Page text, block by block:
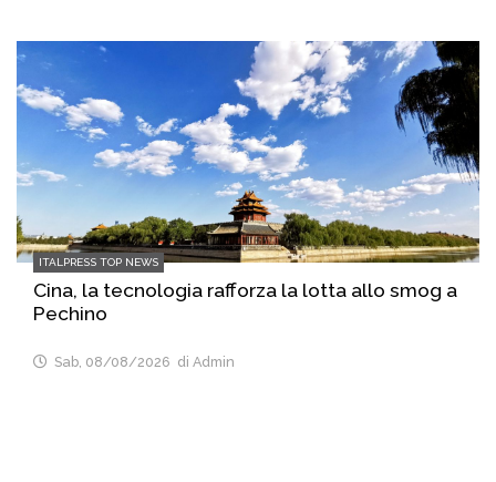
ITALPRESS TOP NEWS
Cina, la tecnologia rafforza la lotta allo smog a
Pechino
Sab, 08/08/2026 di Admin